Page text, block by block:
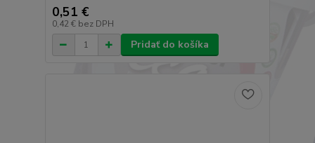
0,51 €
0,42 € bez DPH
Pridať do košíka